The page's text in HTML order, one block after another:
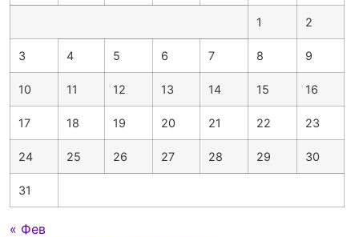
1 2
3 4 5 6 7 8 9
10 11 12 13 14 15 16
17 18 19 20 21 22 23
24 25 26 27 28 29 30
31
« Фев